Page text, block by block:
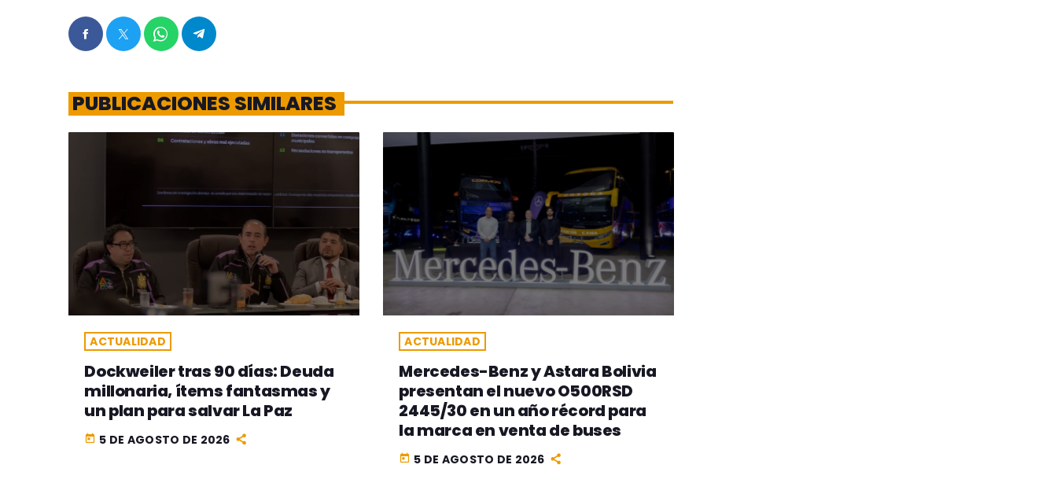
PUBLICACIONES SIMILARES
ACTUALIDAD
Dockweiler tras 90 días: Deuda
millonaria, ítems fantasmas y
un plan para salvar La Paz
today 5 DE AGOSTO DE 2026
ACTUALIDAD
Mercedes-Benz y Astara Bolivia
presentan el nuevo O500RSD
2445/30 en un año récord para
la marca en venta de buses
today 5 DE AGOSTO DE 2026